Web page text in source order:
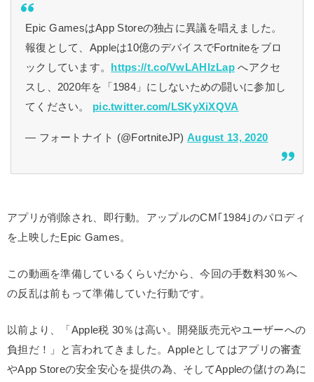
Epic GamesはApp Storeの独占に異議を唱えました。
報復として、Appleは10億のデバイスでFortniteをブロ
ックしています。
https://t.co/VwLAHlzLap へアクセ
スし、2020年を「1984」にしないための闘いに参加し
てください。 pic.twitter.com/LSKyXiXQVA
— フォートナイト (@FortniteJP) August 13, 2020
アプリが削除され、即行動。アップルのCM｢1984｣のパロディ
を上映したEpic Games。
この動画を準備しているくらいだから、今回の手数料30％へ
の反乱は前もって準備していた行動です。
以前より、「Apple税 30％は高い。開発販売元やユーザーへの
負担だ！」と言われてきました。Appleとしてはアプリの審査
やApp Storeの安全安心を提供の為、そしてAppleの儲けの為に